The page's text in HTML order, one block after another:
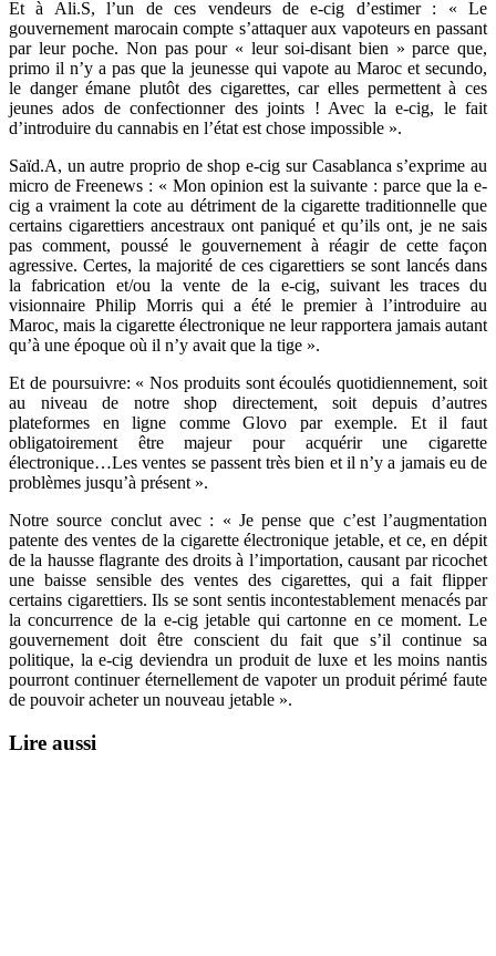
Et à Ali.S, l’un de ces vendeurs de e-cig d’estimer : « Le
gouvernement marocain compte s’attaquer aux vapoteurs en passant
par leur poche. Non pas pour « leur soi-disant bien » parce que,
primo il n’y a pas que la jeunesse qui vapote au Maroc et secundo,
le danger émane plutôt des cigarettes, car elles permettent à ces
jeunes ados de confectionner des joints ! Avec la e-cig, le fait
d’introduire du cannabis en l’état est chose impossible ».
Saïd.A, un autre proprio de shop e-cig sur Casablanca s’exprime au
micro de Freenews : « Mon opinion est la suivante : parce que la e-
cig a vraiment la cote au détriment de la cigarette traditionnelle que
certains cigarettiers ancestraux ont paniqué et qu’ils ont, je ne sais
pas comment, poussé le gouvernement à réagir de cette façon
agressive. Certes, la majorité de ces cigarettiers se sont lancés dans
la fabrication et/ou la vente de la e-cig, suivant les traces du
visionnaire Philip Morris qui a été le premier à l’introduire au
Maroc, mais la cigarette électronique ne leur rapportera jamais autant
qu’à une époque où il n’y avait que la tige ».
Et de poursuivre: « Nos produits sont écoulés quotidiennement, soit
au niveau de notre shop directement, soit depuis d’autres
plateformes en ligne comme Glovo par exemple. Et il faut
obligatoirement être majeur pour acquérir une cigarette
électronique…Les ventes se passent très bien et il n’y a jamais eu de
problèmes jusqu’à présent ».
Notre source conclut avec : « Je pense que c’est l’augmentation
patente des ventes de la cigarette électronique jetable, et ce, en dépit
de la hausse flagrante des droits à l’importation, causant par ricochet
une baisse sensible des ventes des cigarettes, qui a fait flipper
certains cigarettiers. Ils se sont sentis incontestablement menacés par
la concurrence de la e-cig jetable qui cartonne en ce moment. Le
gouvernement doit être conscient du fait que s’il continue sa
politique, la e-cig deviendra un produit de luxe et les moins nantis
pourront continuer éternellement de vapoter un produit périmé faute
de pouvoir acheter un nouveau jetable ».
Lire aussi